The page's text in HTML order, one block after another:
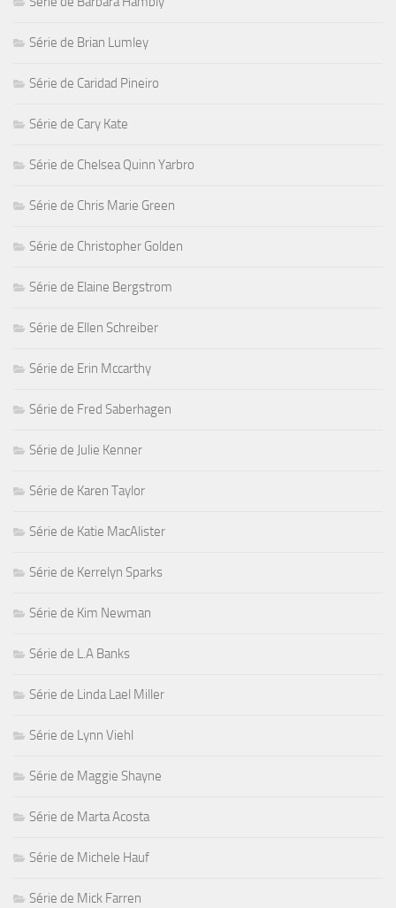
Série de Brian Lumley
Série de Caridad Pineiro
Série de Cary Kate
Série de Chelsea Quinn Yarbro
Série de Chris Marie Green
Série de Christopher Golden
Série de Elaine Bergstrom
Série de Ellen Schreiber
Série de Erin Mccarthy
Série de Fred Saberhagen
Série de Julie Kenner
Série de Karen Taylor
Série de Katie MacAlister
Série de Kerrelyn Sparks
Série de Kim Newman
Série de L.A Banks
Série de Linda Lael Miller
Série de Lynn Viehl
Série de Maggie Shayne
Série de Marta Acosta
Série de Michele Hauf
Série de Mick Farren